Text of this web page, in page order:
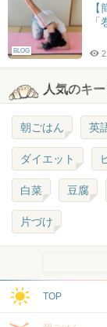
BLOG
人気のキ
朝ごはん 英
ダイエット
白菜 豆腐
片づけ
TOP